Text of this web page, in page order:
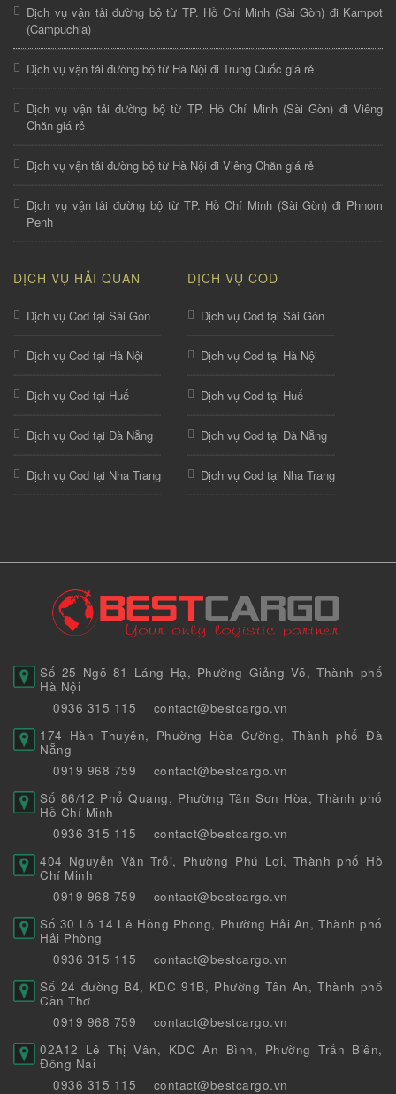
Dịch vụ vận tải đường bộ từ TP. Hồ Chí Minh (Sài Gòn) đi Kampot
(Campuchia)
Dịch vụ vận tải đường bộ từ Hà Nội đi Trung Quốc giá rẻ
Dịch vụ vận tải đường bộ từ TP. Hồ Chí Minh (Sài Gòn) đi Viêng
Chăn giá rẻ
Dịch vụ vận tải đường bộ từ Hà Nội đi Viêng Chăn giá rẻ
Dịch vụ vận tải đường bộ từ TP. Hồ Chí Minh (Sài Gòn) đi Phnom
Penh
DỊCH VỤ HẢI QUAN
Dịch vụ Cod tại Sài Gòn
Dịch vụ Cod tại Hà Nội
Dịch vụ Cod tại Huế
Dịch vụ Cod tại Đà Nẵng
Dịch vụ Cod tại Nha Trang
DỊCH VỤ COD
Dịch vụ Cod tại Sài Gòn
Dịch vụ Cod tại Hà Nội
Dịch vụ Cod tại Huế
Dịch vụ Cod tại Đà Nẵng
Dịch vụ Cod tại Nha Trang
Số 25 Ngõ 81 Láng Hạ, Phường Giảng Võ, Thành phố
Hà Nội
0936 315 115
contact@bestcargo.vn
174 Hàn Thuyên, Phường Hòa Cường, Thành phố Đà
Nẵng
0919 968 759
contact@bestcargo.vn
Số 86/12 Phổ Quang, Phường Tân Sơn Hòa, Thành phố
Hồ Chí Minh
0936 315 115
contact@bestcargo.vn
404 Nguyễn Văn Trỗi, Phường Phú Lợi, Thành phố Hồ
Chí Minh
0919 968 759
contact@bestcargo.vn
Số 30 Lô 14 Lê Hồng Phong, Phường Hải An, Thành phố
Hải Phòng
0936 315 115
contact@bestcargo.vn
Số 24 đường B4, KDC 91B, Phường Tân An, Thành phố
Cần Thơ
0919 968 759
contact@bestcargo.vn
02A12 Lê Thị Vân, KDC An Bình, Phường Trấn Biên,
Đồng Nai
0936 315 115
contact@bestcargo.vn